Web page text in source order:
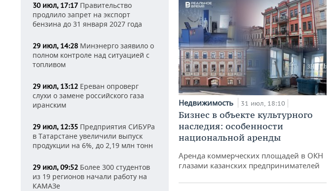
30 июл, 17:17 Правительство
продлило запрет на экспорт
бензина до 31 января 2027 года
29 июл, 14:28 Минэнерго заявило о
полном контроле над ситуацией с
топливом
29 июл, 13:12 Ереван опроверг
слухи о замене российского газа
иранским
29 июл, 12:35 Предприятия СИБУРа
в Татарстане увеличили выпуск
продукции на 6%, до 2,19 млн тонн
29 июл, 09:52 Более 300 студентов
из 19 регионов начали работу на
КАМАЗе
Недвижимость 31 июл, 18:10
Бизнес в объекте культурного
наследия: особенности
национальной аренды
Аренда коммерческих площадей в ОКН
глазами казанских предпринимателей